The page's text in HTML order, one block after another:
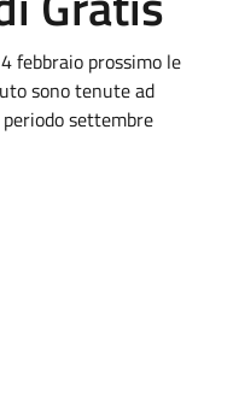
febbraio prossimo le
sono tenute ad
settembre